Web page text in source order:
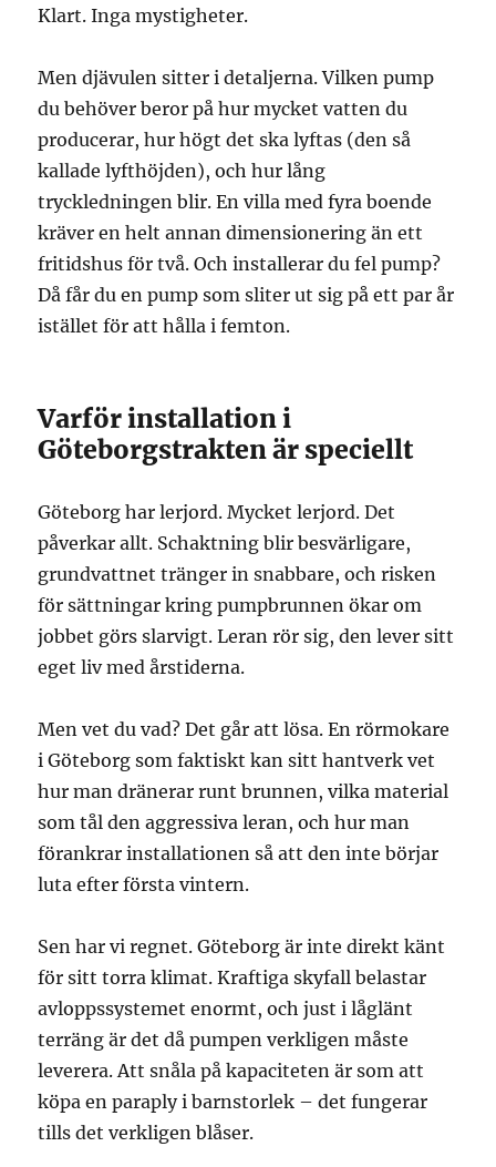
Klart. Inga mystigheter.
Men djävulen sitter i detaljerna. Vilken pump
du behöver beror på hur mycket vatten du
producerar, hur högt det ska lyftas (den så
kallade lyfthöjden), och hur lång
tryckledningen blir. En villa med fyra boende
kräver en helt annan dimensionering än ett
fritidshus för två. Och installerar du fel pump?
Då får du en pump som sliter ut sig på ett par år
istället för att hålla i femton.
Varför installation i
Göteborgstrakten är speciellt
Göteborg har lerjord. Mycket lerjord. Det
påverkar allt. Schaktning blir besvärligare,
grundvattnet tränger in snabbare, och risken
för sättningar kring pumpbrunnen ökar om
jobbet görs slarvigt. Leran rör sig, den lever sitt
eget liv med årstiderna.
Men vet du vad? Det går att lösa. En rörmokare
i Göteborg som faktiskt kan sitt hantverk vet
hur man dränerar runt brunnen, vilka material
som tål den aggressiva leran, och hur man
förankrar installationen så att den inte börjar
luta efter första vintern.
Sen har vi regnet. Göteborg är inte direkt känt
för sitt torra klimat. Kraftiga skyfall belastar
avloppssystemet enormt, och just i låglänt
terräng är det då pumpen verkligen måste
leverera. Att snåla på kapaciteten är som att
köpa en paraply i barnstorlek – det fungerar
tills det verkligen blåser.